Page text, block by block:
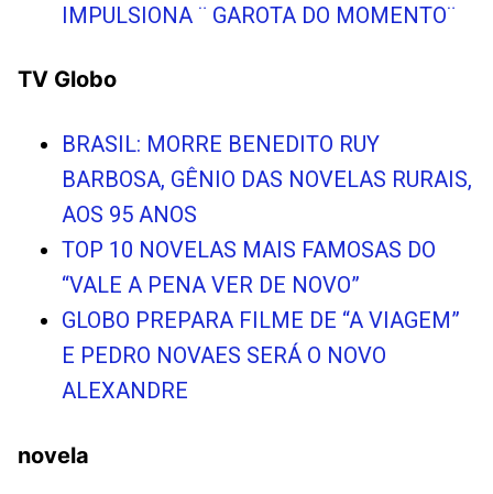
IMPULSIONA ¨ GAROTA DO MOMENTO¨
TV Globo
BRASIL: MORRE BENEDITO RUY
BARBOSA, GÊNIO DAS NOVELAS RURAIS,
AOS 95 ANOS
TOP 10 NOVELAS MAIS FAMOSAS DO
“VALE A PENA VER DE NOVO”
GLOBO PREPARA FILME DE “A VIAGEM”
E PEDRO NOVAES SERÁ O NOVO
ALEXANDRE
novela